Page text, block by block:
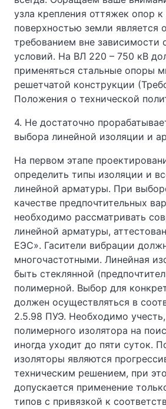
узла крепления оттяжек опор
поверхностью земли является
требованием вне зависимости
условий. На ВЛ 220 – 750 кВ
применяться стальные опоры
решетчатой конструкции
Положения о технической
4. Не достаточно
выбора линейной изоляции и
На первом этапе
определить типы изоляции и
линейной арматуры. При
качестве предпочтительных
необходимо рассматривать
линейной арматуры,
ЕЭС». Гасители вибрации
многочастотными. Линейная
быть стеклянной
полимерной. Выбор для
должен осуществляться в
2.5.98 ПУЭ. Необходимо
полимерного изолятора на
иногда уходит до пяти суток.
изоляторы являются
техническим решением, при
допускается применение
типов с привязкой к